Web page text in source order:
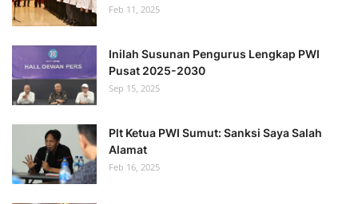
Feb 11, 2025
Inilah Susunan Pengurus Lengkap PWI
Pusat 2025-2030
Sep 15, 2025
Plt Ketua PWI Sumut: Sanksi Saya Salah
Alamat
Feb 16, 2025